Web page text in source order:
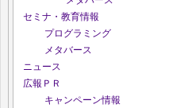
セミナ・教育情報
プログラミング
メタバース
ニュース
広報ＰＲ
キャンペーン情報